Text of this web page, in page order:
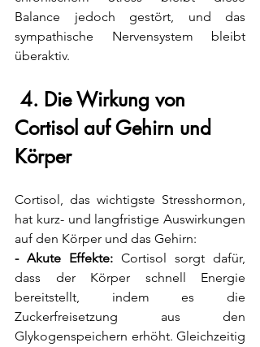
Balance jedoch gestört, und das
sympathische Nervensystem bleibt
überaktiv.
4. Die Wirkung von
Cortisol auf Gehirn und
Körper
Cortisol, das wichtigste Stresshormon,
hat kurz- und langfristige Auswirkungen
auf den Körper und das Gehirn:
- Akute Effekte: Cortisol sorgt dafür,
dass der Körper schnell Energie
bereitstellt, indem es die
Zuckerfreisetzung aus den
Glykogenspeichern erhöht. Gleichzeitig